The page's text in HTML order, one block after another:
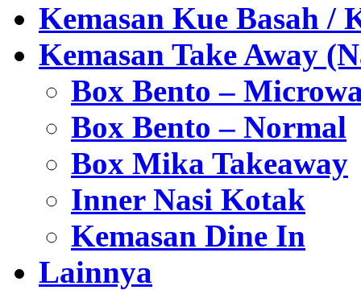
Kemasan Kue Basah /
Kemasan Take Away
Box Bento –
Box Bento – Normal
Box Mika Takeaway
Inner Nasi Kotak
Kemasan Dine In
Lainnya